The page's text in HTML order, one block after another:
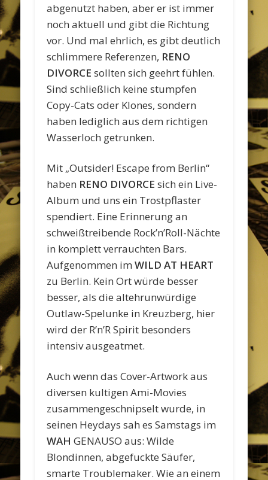
abgenutzt haben, aber er ist immer
noch aktuell und gibt die Richtung
vor. Und mal ehrlich, es gibt deutlich
schlimmere Referenzen, RENO
DIVORCE sollten sich geehrt fühlen.
Sind schließlich keine stumpfen
Copy-Cats oder Klones, sondern
haben lediglich aus dem richtigen
Wasserloch getrunken.
Mit „Outsider! Escape from Berlin“
haben RENO DIVORCE sich ein Live-
Album und uns ein Trostpflaster
spendiert. Eine Erinnerung an
schweißtreibende Rock’n’Roll-Nächte
in komplett verrauchten Bars.
Aufgenommen imWILD AT HEART
zu Berlin. Kein Ort würde besser
besser, als die altehrunwürdige
Outlaw-Spelunke in Kreuzberg, hier
wird der R’n’R Spirit besonders
intensiv ausgeatmet.
Auch wenn das Cover-Artwork aus
diversen kultigen Ami-Movies
zusammengeschnipselt wurde, in
seinen Heydays sah es Samstags im
WAH GENAUSO aus: Wilde
Blondinnen, abgefuckte Säufer,
smarte Troublemaker. Wie an einem